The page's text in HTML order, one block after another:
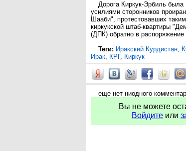
Дорога Киркук-Эрбиль
усилиями сторонников
Шааби", протестовавших
киркукской штаб-квартиры
(ДПК) обратно в распоряжение
Теги: Иракский Курдистан,
Ирак, КРГ, Киркук
еще нет ниодного
Вы не можете
Войдите или